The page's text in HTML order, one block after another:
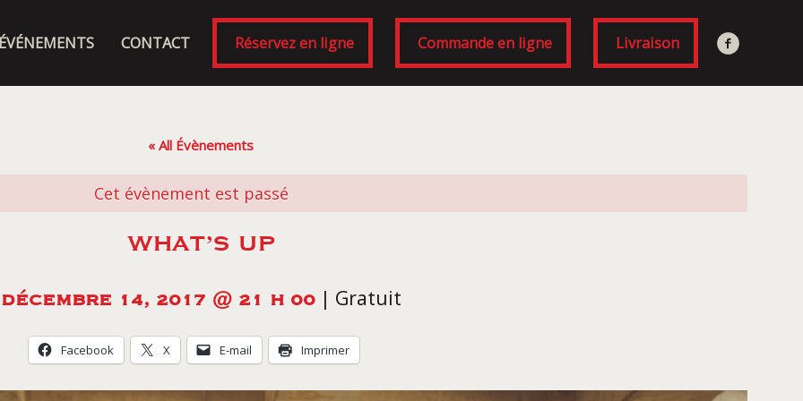
ÉVÉNEMENTS CONTACT Réservez en ligne Commande en ligne Livraison
« All Évènements
Cet évènement est passé
WHAT’S UP
DÉCEMBRE 14, 2017 @ 21 H 00 | Gratuit
Facebook X E-mail Imprimer